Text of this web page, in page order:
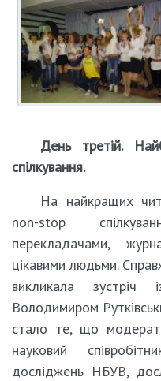
День третій.
спілкування.
На найкращих
non-stop
перекладачами,
цікавими людьми.
викликала зустріч
Володимиром
стало те, що
науковий
досліджень НБУВ,